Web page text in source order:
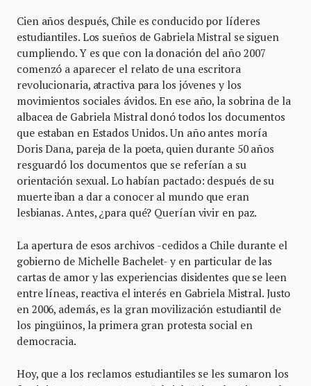
Cien años después, Chile es conducido por líderes
estudiantiles. Los sueños de Gabriela Mistral se siguen
cumpliendo. Y es que con la donación del año 2007
comenzó a aparecer el relato de una escritora
revolucionaria, atractiva para los jóvenes y los
movimientos sociales ávidos. En ese año, la sobrina de la
albacea de Gabriela Mistral donó todos los documentos
que estaban en Estados Unidos. Un año antes moría
Doris Dana, pareja de la poeta, quien durante 50 años
resguardó los documentos que se referían a su
orientación sexual. Lo habían pactado: después de su
muerte iban a dar a conocer al mundo que eran
lesbianas. Antes, ¿para qué? Querían vivir en paz.
La apertura de esos archivos -cedidos a Chile durante el
gobierno de Michelle Bachelet- y en particular de las
cartas de amor y las experiencias disidentes que se leen
entre líneas, reactiva el interés en Gabriela Mistral. Justo
en 2006, además, es la gran movilización estudiantil de
los pingüinos, la primera gran protesta social en
democracia.
Hoy, que a los reclamos estudiantiles se les sumaron los